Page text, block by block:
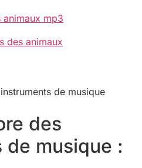
animaux mp3
des animaux
des
de musique :